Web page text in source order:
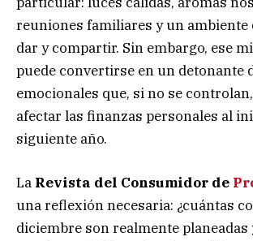
reuniones familiares y un ambiente
dar y compartir. Sin embargo, ese
puede convertirse en un detonante
emocionales que, si no se
afectar las finanzas personales al
siguiente año.
La Revista del Consumidor de
una reflexión necesaria: ¿cuántas
diciembre son realmente planeadas